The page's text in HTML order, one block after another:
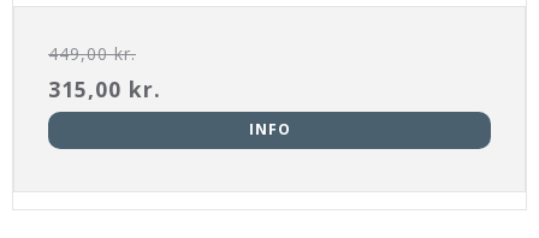
449,00 kr.
315,00 kr.
INFO